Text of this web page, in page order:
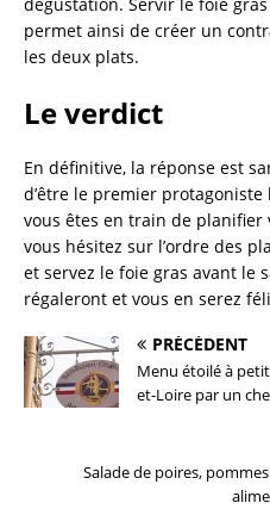
permet ainsi de créer un
les deux plats.
Le verdict
En définitive, la réponse est
d’être le premier
vous êtes en train de
vous hésitez sur l’ordre des
et servez le foie gras avant le
régaleront et vous en serez
PRÉCÉDENT
Menu étoilé à
et-Loire par un
Salade de poires,